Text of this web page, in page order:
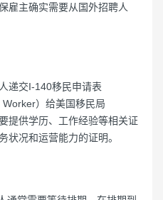
雇主确实需要从国外招聘人
递交I-140移民申请表
Worker）给美国移民局
提供学历、工作经验等相关证
状况和运营能力的证明。